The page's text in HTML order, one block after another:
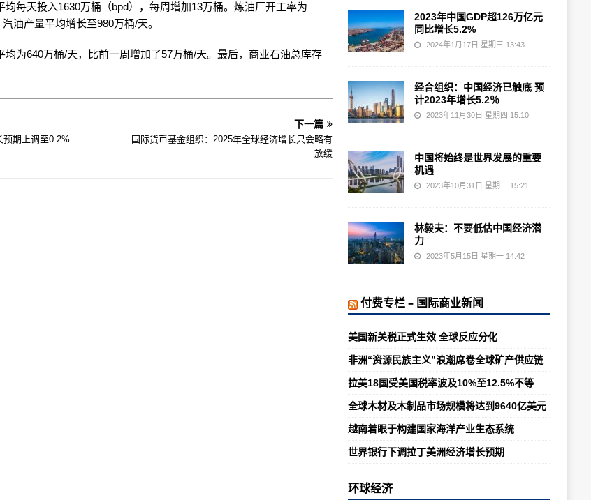
均每天投入1630万桶（bpd），每周增加13万桶。炼油厂开工率为
油产量平均增长至980万桶/天。
均为640万桶/天，比前一周增加了57万桶/天。最后，商业石油总库存
预期上调至0.2%
下一篇
国际货币基金组织：2025年全球经济增长只会略有
放缓
2023年中国GDP超126万亿元
同比增长5.2%
2024年1月17日 星期三 13:43
经合组织：中国经济已触底 预
计2023年增长5.2％
2023年11月30日 星期四 15:10
中国将始终是世界发展的重要
机遇
2023年10月31日 星期二 15:21
林毅夫：不要低估中国经济潜
力
2023年5月15日 星期一 14:42
付费专栏 – 国际商业新闻
美国新关税正式生效 全球反应分化
非洲“资源民族主义”浪潮席卷全球矿产供应链
拉美18国受美国税率波及10%至12.5%不等
全球木材及木制品市场规模将达到9640亿美元
越南着眼于构建国家海洋产业生态系统
世界银行下调拉丁美洲经济增长预期
环球经济